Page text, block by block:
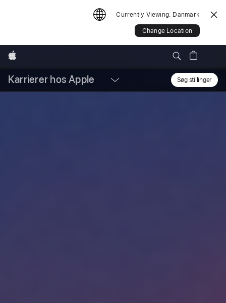
Currently Viewing: Danmark
Change Location
Apple
Karrierer hos Apple
Local Søg stillinger